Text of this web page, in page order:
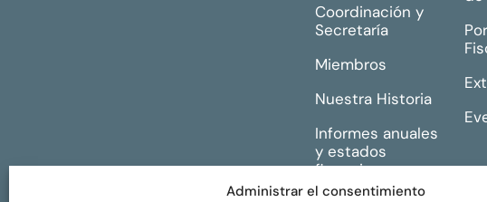
Administrar el consentimiento
Coordinación y
Secretaría
Miembros
Nuestra Historia
Informes anuales
y estados
financieros